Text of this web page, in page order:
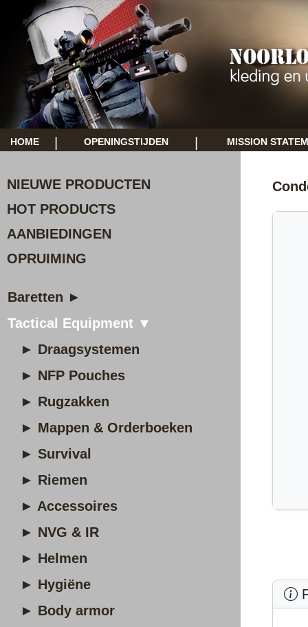
HOME OPENINGSTIJDEN MISSION
NIEUWE PRODUCTEN
HOT PRODUCTS
AANBIEDINGEN
OPRUIMING
Baretten ►
Tactical Equipment ▼
► Draagsystemen
► NFP Pouches
► Rugzakken
► Mappen & Orderboeken
► Survival
► Riemen
► Accessoires
► NVG & IR
► Helmen
► Hygiëne
► Body armor